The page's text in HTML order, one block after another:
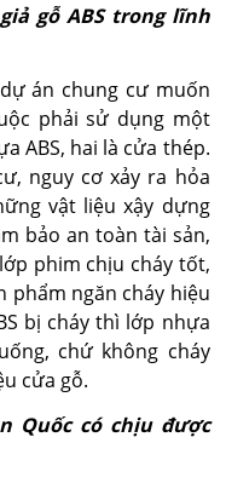
gỗ ABS trong lĩnh
án chung cư muốn
phải sử dụng một
ABS, hai là cửa thép.
nguy cơ xảy ra hỏa
vật liệu xậy dựng
bảo an toàn tài sản,
phim chịu cháy tốt,
phẩm ngăn cháy hiệu
bị cháy thì lớp nhựa
chứ không cháy
cửa gỗ.
Quốc có chịu được